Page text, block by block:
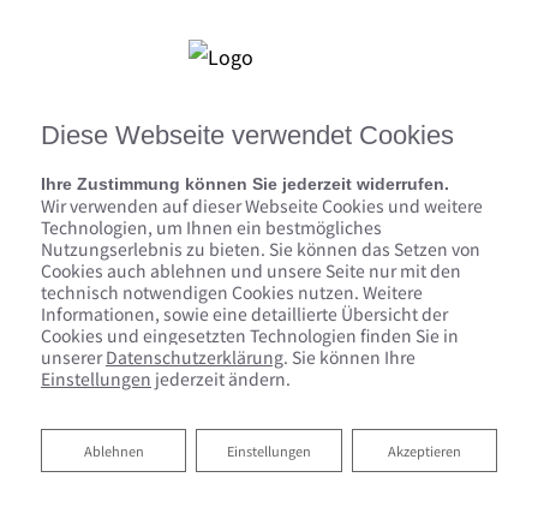
Haas GmbH: Ihr Partner für nachhaltige Wärme
Diese Webseite verwendet Cookies
Ihre Zustimmung können Sie jederzeit widerrufen.
Wir verwenden auf dieser Webseite Cookies und weitere
Technologien, um Ihnen ein bestmögliches
Nutzungserlebnis zu bieten. Sie können das Setzen von
Cookies auch ablehnen und unsere Seite nur mit den
technisch notwendigen Cookies nutzen. Weitere
Informationen, sowie eine detaillierte Übersicht der
Cookies und eingesetzten Technologien finden Sie in
unsererDatenschutzerklärung. Sie können Ihre
Einstellungen jederzeit ändern.
Akzeptieren
Einstellungen
Ablehnen
Ablehnen